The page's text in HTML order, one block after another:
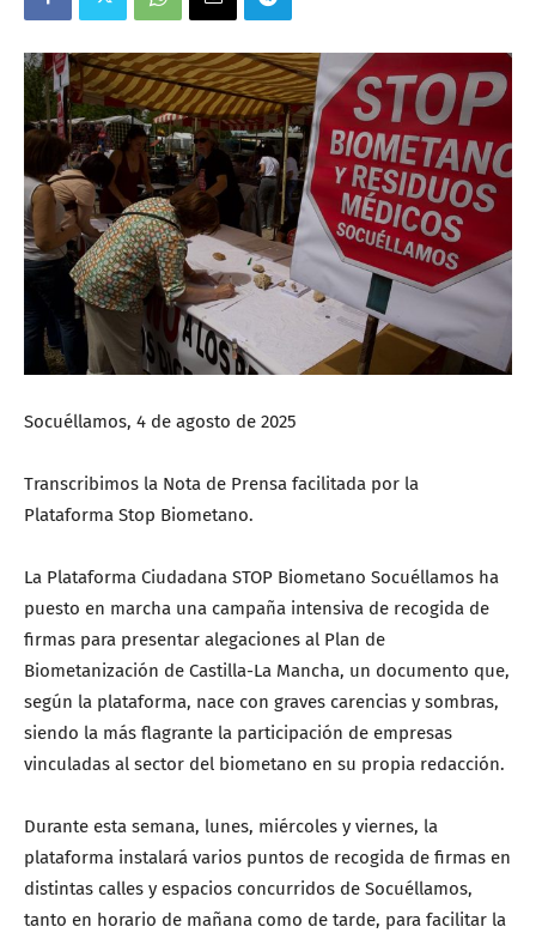
Socuéllamos, 4 de agosto de 2025
Transcribimos la Nota de Prensa facilitada por la
Plataforma Stop Biometano.
La Plataforma Ciudadana STOP Biometano Socuéllamos ha
puesto en marcha una campaña intensiva de recogida de
firmas para presentar alegaciones al Plan de
Biometanización de Castilla-La Mancha, un documento que,
según la plataforma, nace con graves carencias y sombras,
siendo la más flagrante la participación de empresas
vinculadas al sector del biometano en su propia redacción.
Durante esta semana, lunes, miércoles y viernes, la
plataforma instalará varios puntos de recogida de firmas en
distintas calles y espacios concurridos de Socuéllamos,
tanto en horario de mañana como de tarde, para facilitar la